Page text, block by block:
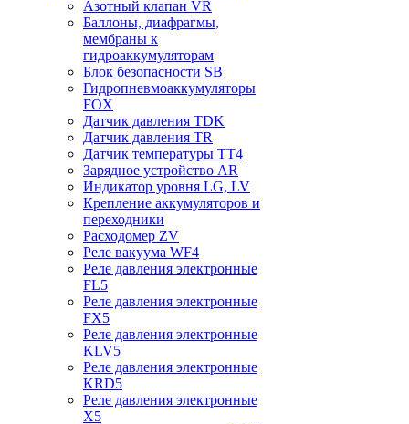
Азотный клапан VR
Баллоны, диафрагмы,
мембраны к
гидроаккумуляторам
Блок безопасности SB
Гидропневмоаккумуляторы
FOX
Датчик давления TDK
Датчик давления TR
Датчик температуры TT4
Зарядное устройство AR
Индикатор уровня LG, LV
Крепление аккумуляторов и
переходники
Расходомер ZV
Реле вакуума WF4
Реле давления электронные
FL5
Реле давления электронные
FX5
Реле давления электронные
KLV5
Реле давления электронные
KRD5
Реле давления электронные
X5